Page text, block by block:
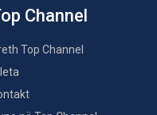
Channel
Top Channel